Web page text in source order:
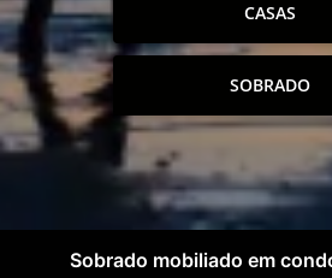
CASAS
SOBRADO
Sobrado mobiliado em